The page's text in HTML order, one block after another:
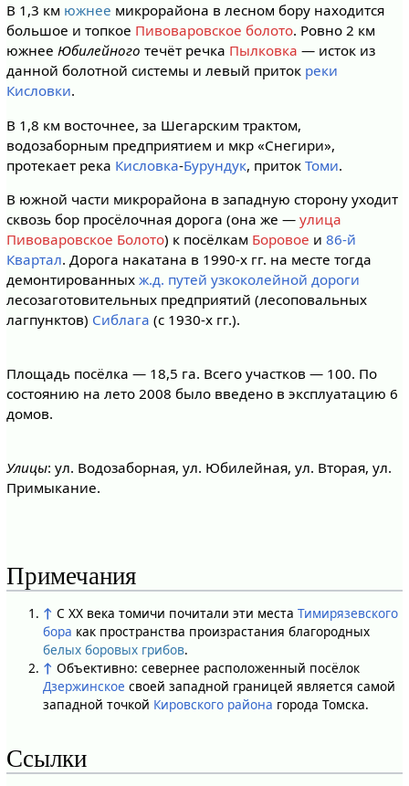
В 1,3 км южнее микрорайона в лесном бору находится
большое и топкое Пивоваровское болото. Ровно 2 км
южнее Юбилейного течёт речка Пылковка — исток из
данной болотной системы и левый приток реки
Кисловки.
В 1,8 км восточнее, за Шегарским трактом,
водозаборным предприятием и мкр «Снегири»,
протекает река Кисловка-Бурундук, приток Томи.
В южной части микрорайона в западную сторону уходит
сквозь бор просёлочная дорога (она же — улица
Пивоваровское Болото) к посёлкам Боровое и 86-й
Квартал. Дорога накатана в 1990-х гг. на месте тогда
демонтированных ж.д. путей узкоколейной дороги
лесозаготовительных предприятий (лесоповальных
лагпунктов) Сиблага (с 1930-х гг.).
Площадь посёлка — 18,5 га. Всего участков — 100. По
состоянию на лето 2008 было введено в эксплуатацию 6
домов.
Улицы: ул. Водозаборная, ул. Юбилейная, ул. Вторая, ул.
Примыкание.
Примечания
↑ С XX века томичи почитали эти места Тимирязевского
бора как пространства произрастания благородных
белых боровых грибов.
↑ Объективно: севернее расположенный посёлок
Дзержинское своей западной границей является самой
западной точкой Кировского района города Томска.
Ссылки